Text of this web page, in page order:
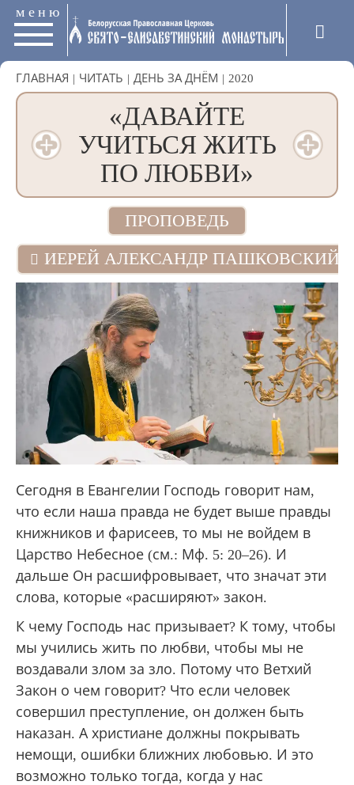
меню
ГЛАВНАЯ | ЧИТАТЬ | ДЕНЬ ЗА ДНЁМ | 2020
«ДАВАЙТЕ
УЧИТЬСЯ ЖИТЬ
ПО ЛЮБВИ»
ПРОПОВЕДЬ
ИЕРЕЙ АЛЕКСАНДР ПАШКОВСКИЙ
Сегодня в Евангелии Господь говорит нам,
что если наша правда не будет выше правды
книжников и фарисеев, то мы не войдем в
Царство Небесное (см.: Мф. 5: 20–26). И
дальше Он расшифровывает, что значат эти
слова, которые «расширяют» закон.
К чему Господь нас призывает? К тому, чтобы
мы учились жить по любви, чтобы мы не
воздавали злом за зло. Потому что Ветхий
Закон о чем говорит? Что если человек
совершил преступление, он должен быть
наказан. А христиане должны покрывать
немощи, ошибки ближних любовью. И это
возможно только тогда, когда у нас